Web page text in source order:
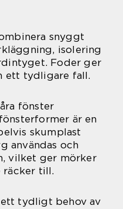
snyggt
isolering
Foder ger
ett tydligare fall.
fönster
är en
skumplast
användas och
vilket ger mörker
räcker till.
tydligt behov av